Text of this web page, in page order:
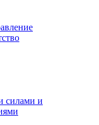
силами и